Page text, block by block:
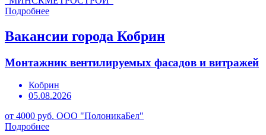
Подробнее
Вакансии города Кобрин
Монтажник вентилируемых фасадов и витражей
Кобрин
05.08.2026
от 4000 руб. ООО "ПолоникаБел"
Подробнее